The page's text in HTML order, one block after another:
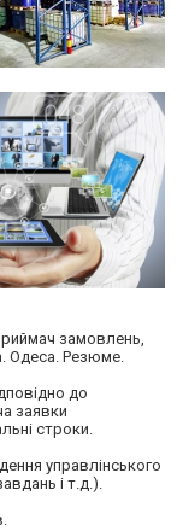
замовлень,
Одеса. Резюме.
до
заявки
строки.
управлінського
і т.д.).